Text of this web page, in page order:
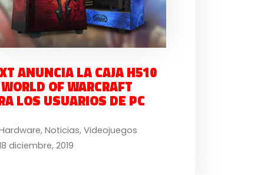
ANUNCIA LA CAJA H510
OF WARCRAFT
LOS USUARIOS DE PC
,Noticias,Videojuegos
diciembre, 2019